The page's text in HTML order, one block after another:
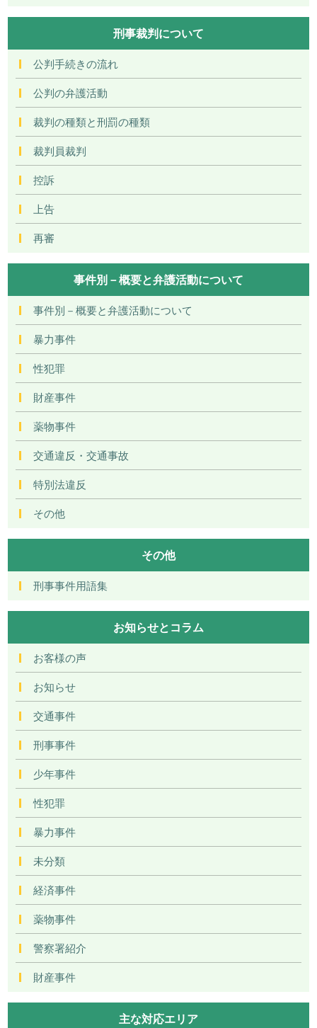
刑事裁判について
公判手続きの流れ
公判の弁護活動
裁判の種類と刑罰の種類
裁判員裁判
控訴
上告
再審
事件別－概要と弁護活動について
事件別－概要と弁護活動について
暴力事件
性犯罪
財産事件
薬物事件
交通違反・交通事故
特別法違反
その他
その他
刑事事件用語集
お知らせとコラム
お客様の声
お知らせ
交通事件
刑事事件
少年事件
性犯罪
暴力事件
未分類
経済事件
薬物事件
警察署紹介
財産事件
主な対応エリア